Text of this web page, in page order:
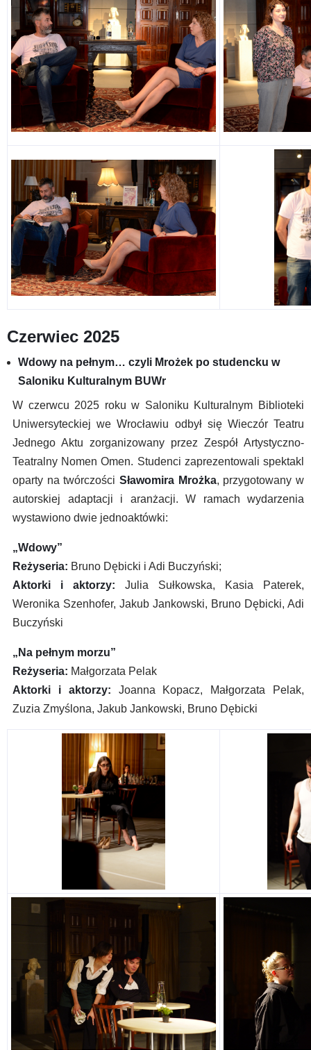
Czerwiec 2025
Wdowy na pełnym… czyli Mrożek po studencku w
Saloniku Kulturalnym BUWr
W czerwcu 2025 roku w Saloniku Kulturalnym Biblioteki
Uniwersyteckiej we Wrocławiu odbył się Wieczór Teatru
Jednego Aktu zorganizowany przez Zespół Artystyczno-
Teatralny Nomen Omen. Studenci zaprezentowali spektakl
oparty na twórczości Sławomira Mrożka, przygotowany w
autorskiej adaptacji i aranżacji. W ramach wydarzenia
wystawiono dwie jednoaktówki:
„Wdowy”
Reżyseria: Bruno Dębicki i Adi Buczyński;
Aktorki i aktorzy: Julia Sułkowska, Kasia Paterek,
Weronika Szenhofer, Jakub Jankowski, Bruno Dębicki, Adi
Buczyński
„Na pełnym morzu”
Reżyseria: Małgorzata Pelak
Aktorki i aktorzy: Joanna Kopacz, Małgorzata Pelak,
Zuzia Zmyślona, Jakub Jankowski, Bruno Dębicki